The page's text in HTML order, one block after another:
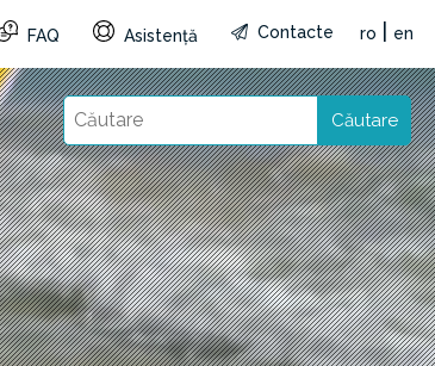
FAQ Asistență Contacte ro en
Căutare